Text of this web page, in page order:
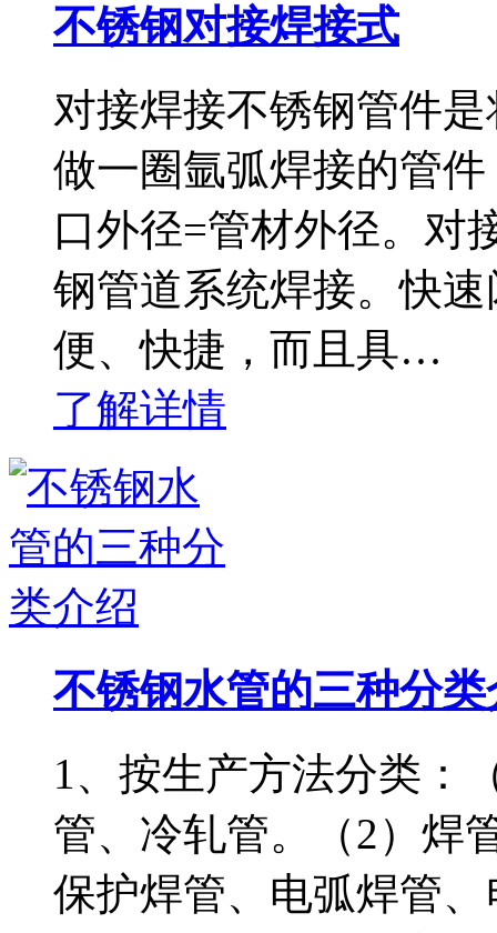
不锈钢对接焊接式
对接焊接不锈钢管件
做一圈氩弧焊接的管
口外径=管材外径。对
钢管道系统焊接。快
便、快捷，而且具…
了解详情
不锈钢水管的三种分类
1、按生产方法分类
管、冷轧管。（2）
保护焊管、电弧焊管